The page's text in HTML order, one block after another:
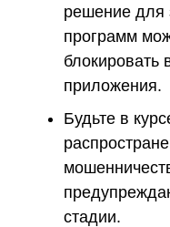
решение для
программ
блокировать
приложения.
Будьте в
стадии.